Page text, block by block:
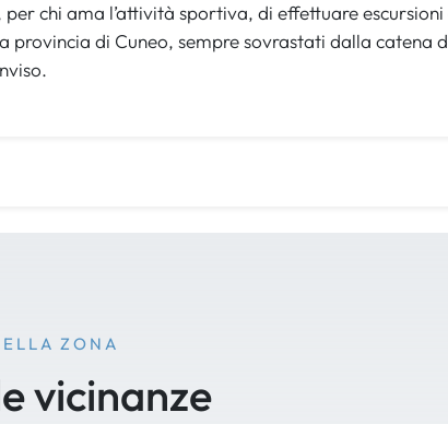
per chi ama l’attività sportiva, di effettuare
provincia di Cuneo, sempre sovrastati dalla catena
ZONA
vicinanze